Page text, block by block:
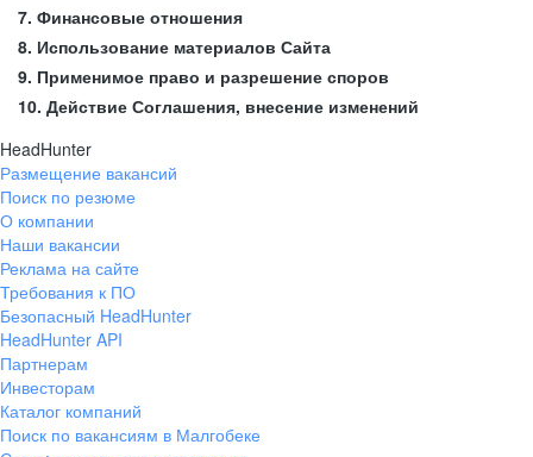
7. Финансовые отношения
8. Использование материалов Сайта
9. Применимое право и разрешение споров
10. Действие Соглашения, внесение изменений
HeadHunter
Размещение вакансий
Поиск по резюме
О компании
Наши вакансии
Реклама на сайте
Требования к ПО
Безопасный HeadHunter
HeadHunter API
Партнерам
Инвесторам
Каталог компаний
Поиск по вакансиям в Малгобеке